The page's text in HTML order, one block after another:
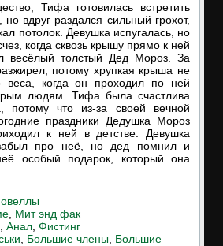
Тифа готовилась встретить
но вдруг раздался сильный грохот,
потолок. Девушка испугалась, но
когда сквозь крышу прямо к ней
весёлый толстый Дед Мороз. За
потому хрупкая крыша не
веса, когда он проходил по ней
людям. Тифа была счастлива
потому что из-за своей вечной
праздники Дедушка Мороз
к ней в детстве. Девушка
про неё, но дед помнил и
особый подарок, который она
Мит энд фак
Анал Фистинг
Большие члены Большие